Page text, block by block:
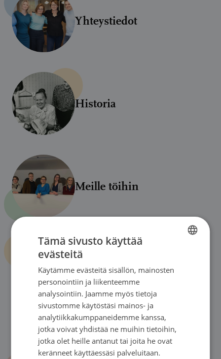
Yhteystiedot
Historia
Meille töihin
Organisaatio
Strategia ja arvot
FINNISH
Tämä sivusto käyttää
evästeitä
Käytämme evästeitä sisällön, mainosten
personointiin ja liikenteemme
analysointiin. Jaamme myös tietoja
sivustomme käytöstäsi mainos- ja
analytiikkakumppaneidemme kanssa,
jotka voivat yhdistää ne muihin tietoihin,
jotka olet heille antanut tai joita he ovat
keränneet käyttäessäsi palveluitaan.